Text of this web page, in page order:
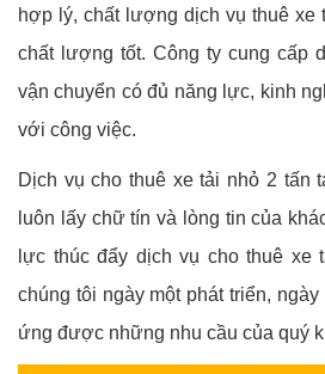
hợp lý, chất lượng dịch vụ thuê xe
chất lượng tốt. Công ty cung cấp
vận chuyển có đủ năng lực, kinh
với công việc.
Dịch vụ cho thuê xe tải nhỏ 2 tấn
luôn lấy chữ tín và lòng tin của
lực thúc đẩy dịch vụ cho thuê xe
chúng tôi ngày một phát triển,
ứng được những nhu cầu của quý